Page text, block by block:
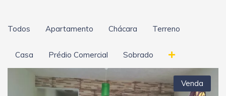
Todos Apartamento Chácara Terreno
Casa Prédio Comercial Sobrado
Venda